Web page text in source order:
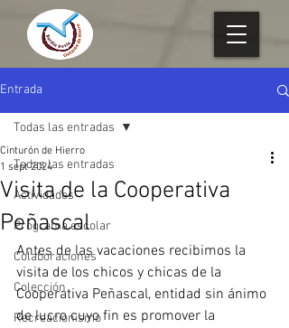
Entrada
Todas las entradas
Actividades
Programa escolar
Colaboraciones
Colección
Recreacionismo
Todas las entradas
Visita de la Cooperativa
Peñascal
Cinturón de Hierro
1 sept 2024
Antes de las vacaciones recibimos la
visita de los chicos y chicas de la
Cooperativa Peñascal, entidad sin ánimo
de lucro cuyo fin es promover la